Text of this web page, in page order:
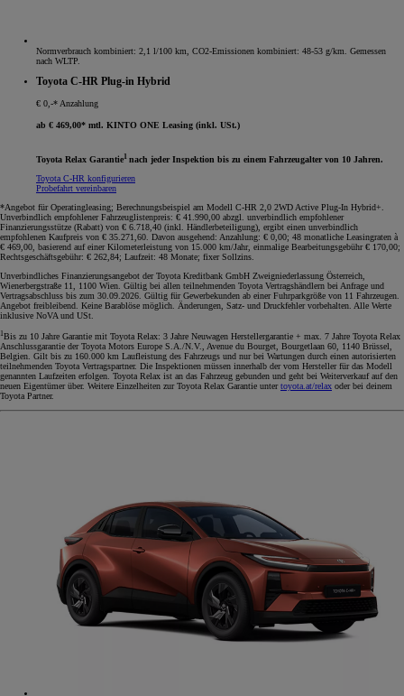
Normverbrauch kombiniert: 2,1 l/100 km, CO2-Emissionen kombiniert: 48-53 g/km. Gemessen
nach WLTP.
Toyota C-HR Plug-in Hybrid
€ 0,-* Anzahlung
ab € 469,00* mtl. KINTO ONE Leasing (inkl. USt.)
Toyota Relax Garantie1 nach jeder Inspektion bis zu einem Fahrzeugalter von 10 Jahren.
Toyota C-HR konfigurieren
Probefahrt vereinbaren
*Angebot für Operatingleasing; Berechnungsbeispiel am Modell C-HR 2,0 2WD Active Plug-In Hybrid+.
Unverbindlich empfohlener Fahrzeuglistenpreis: € 41.990,00 abzgl. unverbindlich empfohlener
Finanzierungsstütze (Rabatt) von € 6.718,40 (inkl. Händlerbeteiligung), ergibt einen unverbindlich
empfohlenen Kaufpreis von € 35.271,60. Davon ausgehend: Anzahlung: € 0,00; 48 monatliche Leasingraten à
€ 469,00, basierend auf einer Kilometerleistung von 15.000 km/Jahr, einmalige Bearbeitungsgebühr € 170,00;
Rechtsgeschäftsgebühr: € 262,84; Laufzeit: 48 Monate; fixer Sollzins.
Unverbindliches Finanzierungsangebot der Toyota Kreditbank GmbH Zweigniederlassung Österreich,
Wienerbergstraße 11, 1100 Wien. Gültig bei allen teilnehmenden Toyota Vertragshändlern bei Anfrage und
Vertragsabschluss bis zum 30.09.2026. Gültig für Gewerbekunden ab einer Fuhrparkgröße von 11 Fahrzeugen.
Angebot freibleibend. Keine Barablöse möglich. Änderungen, Satz- und Druckfehler vorbehalten. Alle Werte
inklusive NoVA und USt.
1 Bis zu 10 Jahre Garantie mit Toyota Relax: 3 Jahre Neuwagen Herstellergarantie + max. 7 Jahre Toyota Relax
Anschlussgarantie der Toyota Motors Europe S.A./N.V., Avenue du Bourget, Bourgetlaan 60, 1140 Brüssel,
Belgien. Gilt bis zu 160.000 km Laufleistung des Fahrzeugs und nur bei Wartungen durch einen autorisierten
teilnehmenden Toyota Vertragspartner. Die Inspektionen müssen innerhalb der vom Hersteller für das Modell
genannten Laufzeiten erfolgen. Toyota Relax ist an das Fahrzeug gebunden und geht bei Weiterverkauf auf den
neuen Eigentümer über. Weitere Einzelheiten zur Toyota Relax Garantie untertoyota.at/relax oder bei deinem
Toyota Partner.